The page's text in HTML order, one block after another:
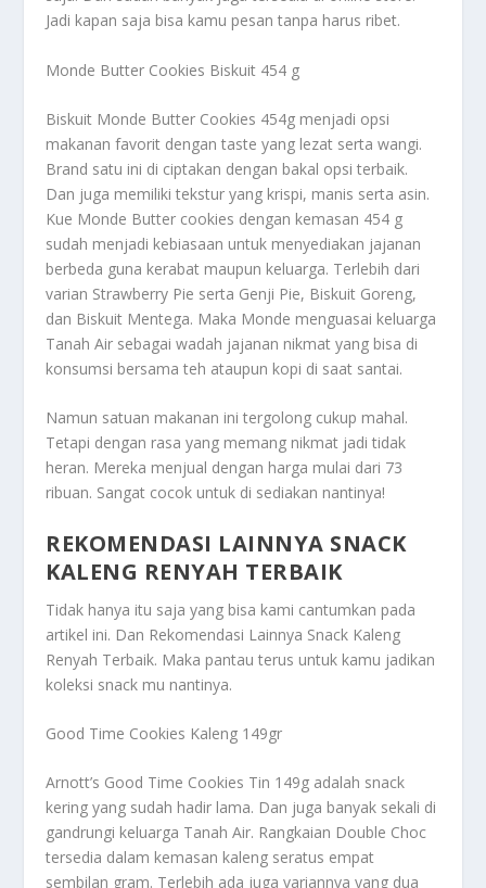
Jadi kapan saja bisa kamu pesan tanpa harus ribet.
Monde Butter Cookies Biskuit 454 g
Biskuit Monde Butter Cookies 454g menjadi opsi
makanan favorit dengan taste yang lezat serta wangi.
Brand satu ini di ciptakan dengan bakal opsi terbaik.
Dan juga memiliki tekstur yang krispi, manis serta asin.
Kue Monde Butter cookies dengan kemasan 454 g
sudah menjadi kebiasaan untuk menyediakan jajanan
berbeda guna kerabat maupun keluarga. Terlebih dari
varian Strawberry Pie serta Genji Pie, Biskuit Goreng,
dan Biskuit Mentega. Maka Monde menguasai keluarga
Tanah Air sebagai wadah jajanan nikmat yang bisa di
konsumsi bersama teh ataupun kopi di saat santai.
Namun satuan makanan ini tergolong cukup mahal.
Tetapi dengan rasa yang memang nikmat jadi tidak
heran. Mereka menjual dengan harga mulai dari 73
ribuan. Sangat cocok untuk di sediakan nantinya!
REKOMENDASI LAINNYA SNACK
KALENG RENYAH TERBAIK
Tidak hanya itu saja yang bisa kami cantumkan pada
artikel ini. Dan Rekomendasi Lainnya Snack Kaleng
Renyah Terbaik. Maka pantau terus untuk kamu jadikan
koleksi snack mu nantinya.
Good Time Cookies Kaleng 149gr
Arnott’s Good Time Cookies Tin 149g adalah snack
kering yang sudah hadir lama. Dan juga banyak sekali di
gandrungi keluarga Tanah Air. Rangkaian Double Choc
tersedia dalam kemasan kaleng seratus empat
sembilan gram. Terlebih ada juga variannya yang dua